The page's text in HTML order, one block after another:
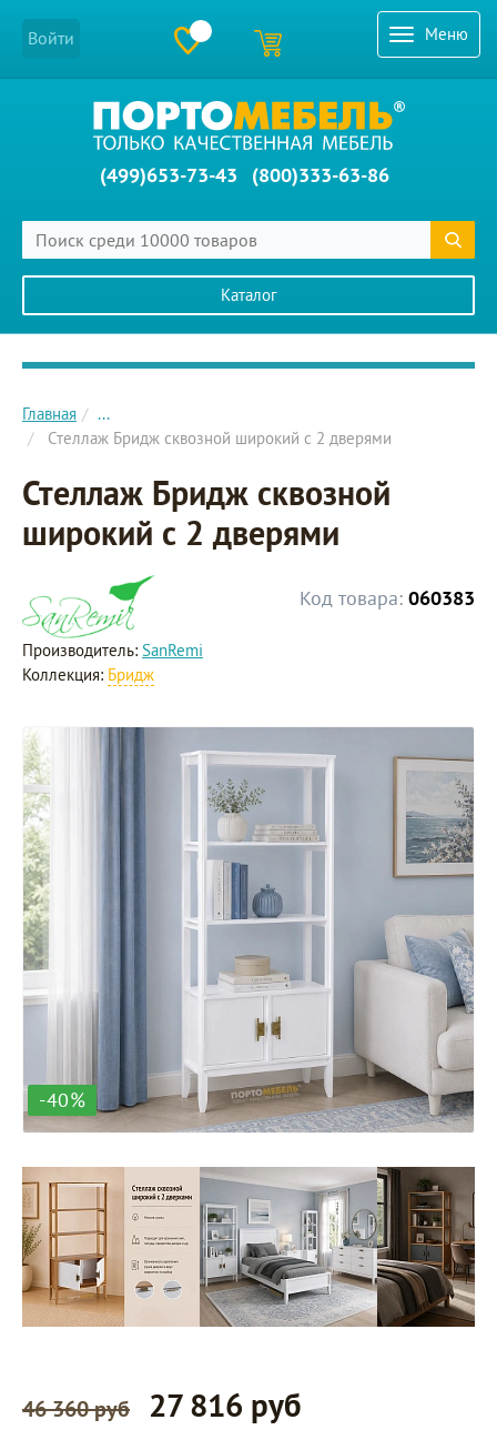
Меню
Войти
(499)653-73-43 (800)333-63-86
Каталог
Главное меню сайта
Главная
...
Стеллаж Бридж сквозной широкий с 2 дверями
Стеллаж Бридж сквозной
широкий с 2 дверями
Код товара: 060383
Производитель: SanRemi
Коллекция: Бридж
-40%
46 360 руб 27 816 руб